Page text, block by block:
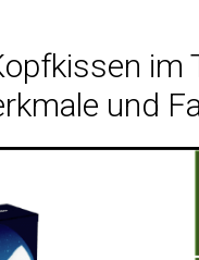
im
und